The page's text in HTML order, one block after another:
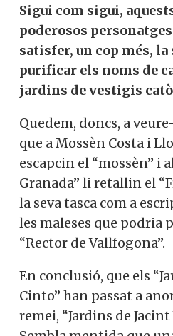
Sigui com sigui,
poderosos
satisfer, un cop més, la
purificar els noms de
jardins de vestigis
Quedem, doncs, a
que a Mossèn Costa i
escapcin el “mossèn” i
Granada” li retallin el
la seva tasca com a
les maleses que podria
“Rector de Vallfogona”.
En conclusió, que els
Cinto” han passat a
remei, “Jardins de